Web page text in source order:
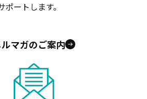
ートします。
ルマガのご案内